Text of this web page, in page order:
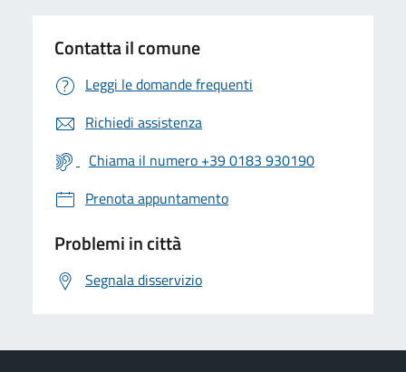
Contatta il comune
Leggi le domande frequenti
Richiedi assistenza
Chiama il numero +39 0183 930190
Prenota appuntamento
Problemi in città
Segnala disservizio